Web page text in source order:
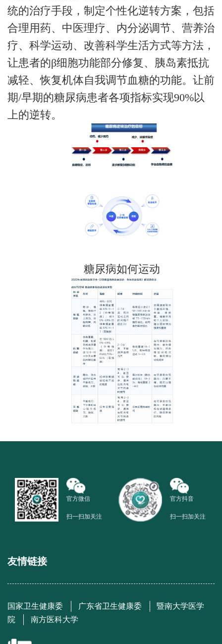
统的治疗手段，制定个性化逆转方案，包括
合理用药、中医理疗、内分泌调节、营养治
疗、科学运动、改善科学生活方式等方法，
让患者的β细胞功能部分修复、胰岛素抵抗
减轻、恢复机体自我调节血糖的功能。让前
期/早期的糖尿病患者各项指标实现90%以
上的逆转。
糖尿病如何运动
官方微信
扫一扫加关注
官方抖音
扫一扫加关注
友情链接
国家卫生健康委 广东省卫生健康委
暨南大学医学
院
南方医科大学